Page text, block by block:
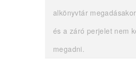
alkönyvtár
és a záró perjelet nem
megadni.